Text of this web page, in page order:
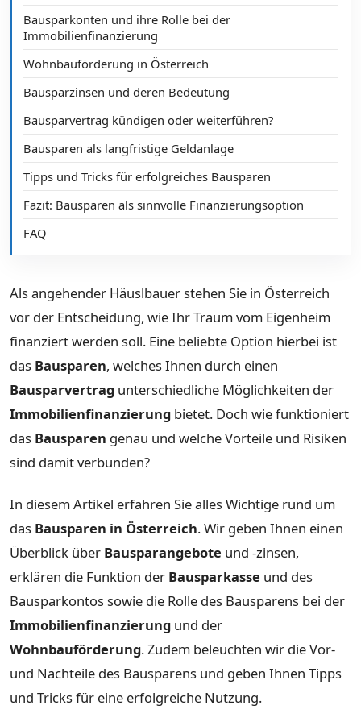
Bausparkonten und ihre Rolle bei der
Immobilienfinanzierung
Wohnbauförderung in Österreich
Bausparzinsen und deren Bedeutung
Bausparvertrag kündigen oder weiterführen?
Bausparen als langfristige Geldanlage
Tipps und Tricks für erfolgreiches Bausparen
Fazit: Bausparen als sinnvolle Finanzierungsoption
FAQ
Als angehender Häuslbauer stehen Sie in Österreich
vor der Entscheidung, wie Ihr Traum vom Eigenheim
finanziert werden soll. Eine beliebte Option hierbei ist
das Bausparen, welches Ihnen durch einen
Bausparvertrag unterschiedliche Möglichkeiten der
Immobilienfinanzierung bietet. Doch wie funktioniert
das Bausparen genau und welche Vorteile und Risiken
sind damit verbunden?
In diesem Artikel erfahren Sie alles Wichtige rund um
das Bausparen in Österreich. Wir geben Ihnen einen
Überblick über Bausparangebote und -zinsen,
erklären die Funktion der Bausparkasse und des
Bausparkontos sowie die Rolle des Bausparens bei der
Immobilienfinanzierung und der
Wohnbauförderung. Zudem beleuchten wir die Vor-
und Nachteile des Bausparens und geben Ihnen Tipps
und Tricks für eine erfolgreiche Nutzung.